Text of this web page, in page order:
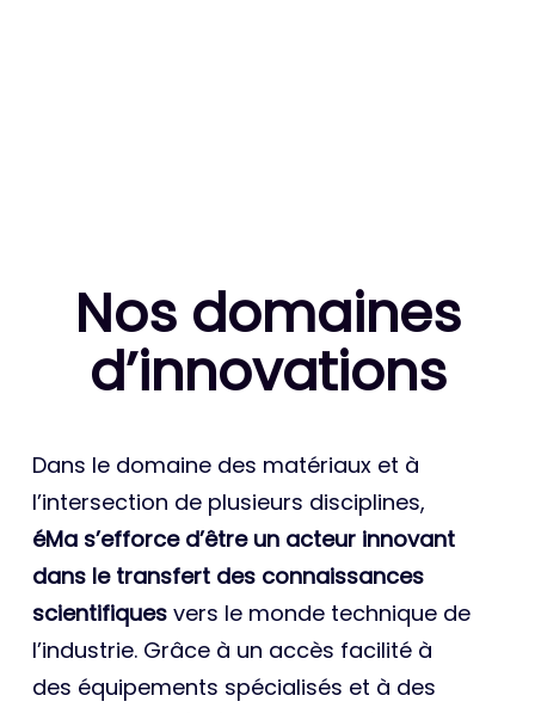
Nos domaines
d’innovations
Dans le domaine des matériaux et à
l’intersection de plusieurs disciplines,
éMa s’efforce d’être un acteur innovant
dans le transfert des connaissances
scientifiques vers le monde technique de
l’industrie. Grâce à un accès facilité à
des équipements spécialisés et à des